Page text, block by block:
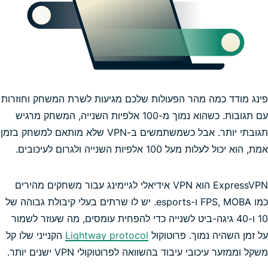
פינג מודד כמה מהר הפעולות שלכם מגיעות לשרת המשחק וחוזרות
עם תגובות. כשהוא נמוך מ-100 אלפיות השנייה, המשחק מרגיש
תגובתי יותר. אבל כשמשתמשים ב-VPN שלא מותאם למשחק בזמן
אמת, הוא יכול לעלות מעל 100 אלפיות השנייה ולגרום לעיכובים.
ExpressVPN הוא VPN אידיאלי לגיימינג עבור משחקים מהירים
כמו FPS, MOBA ו-esports. יש לו שרתים בעלי קיבולת גבוהה של
10 ו-40 גיגה-ביט לשנייה כדי להפחית עומסים, מה שעוזר לשמור
על זמן השהיה נמוך. פרוטוקול Lightway protocol הקנייני שלו קל
משקל וממזער עיכובי עיבוד בהשוואה לפרוטוקולי VPN ישנים יותר.
VPN
המהיר ביותר
Pokémon GO